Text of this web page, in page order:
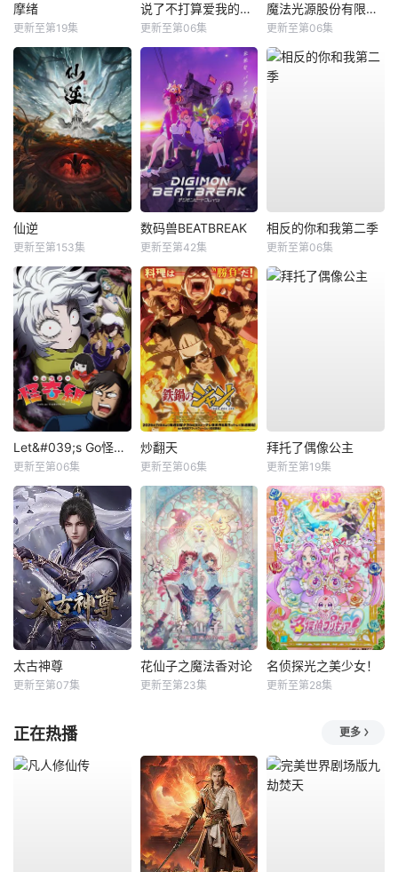
摩绪
更新至第19集
说了不打算爱我的公爵继承人，不知为何对我宠爱有加
更新至第06集
魔法光源股份有限公司第二季
更新至第06集
仙逆
更新至第153集
数码兽BEATBREAK
更新至第42集
相反的你和我第二季
更新至第06集
Let&#039;s Go怪奇组
更新至第06集
炒翻天
更新至第06集
拜托了偶像公主
更新至第19集
太古神尊
更新至第07集
花仙子之魔法香对论
更新至第23集
名侦探光之美少女！
更新至第28集
正在热播 更多